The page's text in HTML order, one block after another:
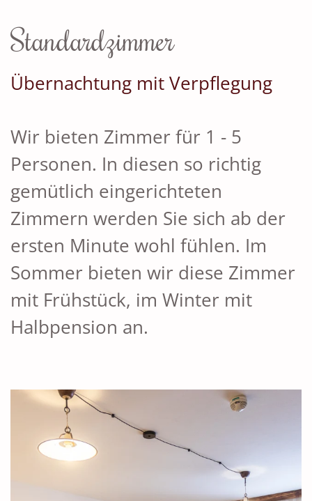
Standardzimmer
Übernachtung mit Verpflegung
Wir bieten Zimmer für 1 - 5
Personen. In diesen so richtig
gemütlich eingerichteten
Zimmern werden Sie sich ab der
ersten Minute wohl fühlen. Im
Sommer bieten wir diese Zimmer
mit Frühstück, im Winter mit
Halbpension an.